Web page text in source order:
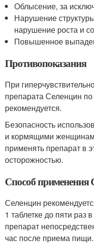
Облысение, за
Нарушение
нарушение роста и
Повышенное
Противопоказания
При
препарата Селенцин
рекомендуется.
Безопасность
и кормящими
применять препарат в
осторожностью.
Способ применения
Селенцин
1 таблетке до пяти раз
препарат
час после приема пищи.